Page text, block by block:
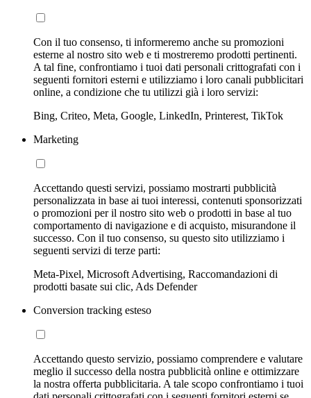
Con il tuo consenso, ti informeremo anche su promozioni
esterne al nostro sito web e ti mostreremo prodotti pertinenti.
A tal fine, confrontiamo i tuoi dati personali crittografati con i
seguenti fornitori esterni e utilizziamo i loro canali pubblicitari
online, a condizione che tu utilizzi già i loro servizi:
Bing, Criteo, Meta, Google, LinkedIn, Printerest, TikTok
Marketing
Accettando questi servizi, possiamo mostrarti pubblicità
personalizzata in base ai tuoi interessi, contenuti sponsorizzati
o promozioni per il nostro sito web o prodotti in base al tuo
comportamento di navigazione e di acquisto, misurandone il
successo. Con il tuo consenso, su questo sito utilizziamo i
seguenti servizi di terze parti:
Meta-Pixel, Microsoft Advertising, Raccomandazioni di
prodotti basate sui clic, Ads Defender
Conversion tracking esteso
Accettando questo servizio, possiamo comprendere e valutare
meglio il successo della nostra pubblicità online e ottimizzare
la nostra offerta pubblicitaria. A tale scopo confrontiamo i tuoi